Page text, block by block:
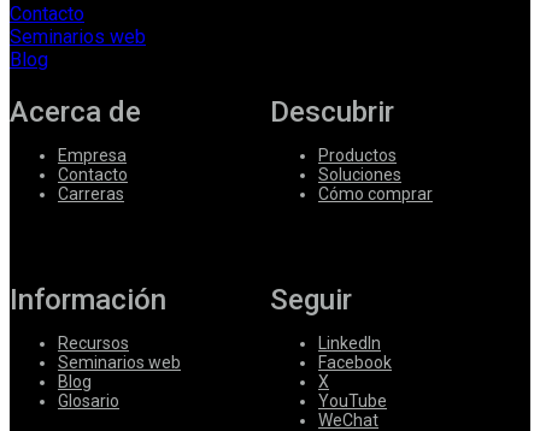
Contacto
Seminarios web
Blog
Acerca de
Empresa
Contacto
Carreras
Descubrir
Productos
Soluciones
Cómo comprar
Información
Recursos
Seminarios web
Blog
Glosario
Seguir
LinkedIn
Facebook
X
YouTube
WeChat